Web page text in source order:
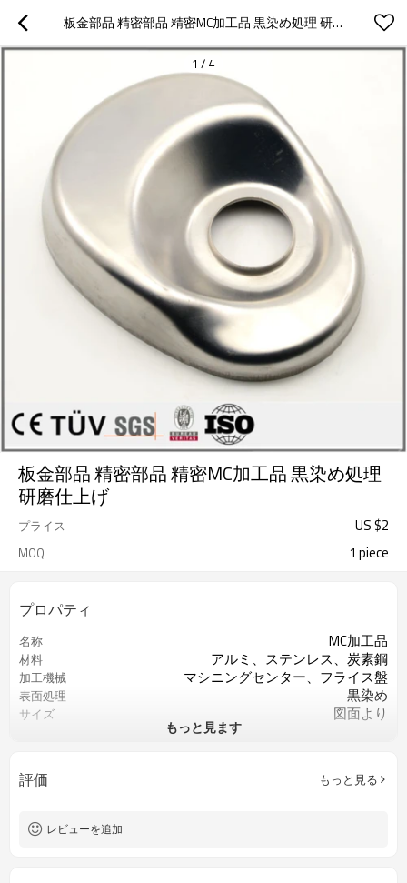
板金部品 精密部品 精密MC加工品 黒染め処理 研磨仕上げ
1 / 4
板金部品 精密部品 精密MC加工品 黒染め処理
研磨仕上げ
プライス US $2
MOQ 1 piece
プロパティ
名称 MC加工品
材料 アルミ、ステンレス、炭素鋼
加工機械 マシニングセンター、フライス盤
表面処理 黒染め
サイズ 図面より
過程
サービス カスタマイズされたOEM
もっと見ます
評価 もっと見る
レビューを追加